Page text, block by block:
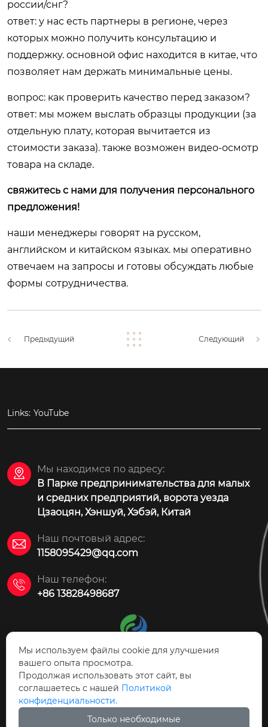
россии/снг?
ответ: у нас есть партнеры в регионе, через
которых можно получить консультацию и
поддержку. основной офис находится в китае, что
позволяет нам держать минимальные цены.
вопрос: как проверить качество перед заказом?
ответ: мы можем выслать образцы продукции (за
отдельную плату, которая вычитается из
стоимости заказа). также возможен видео-осмотр
товара на складе.
свяжитесь с нами для получения персонального
предложения!
наши менеджеры говорят на русском,
английском и китайском языках. мы оперативно
отвечаем на запросы и готовы обсуждать любые
формы сотрудничества.
Предыдущий Следующий
Links: YouTube

Мы находимся по адресу:
В Парке предпринимательства для малых
и средних предприятий, ворота уезда
Цзаоцян, Хэншуй, Хэбэй, Китай

Наш почтовый адрес:
1158095429@qq.com

Наш телефон:
+86 13828498687
АО Технология защиты
окружающей среды Цзаоцян Ясинь
Мы используем файлы cookie для улучшения
вашего опыта просмотра.
Продолжая использовать этот сайт, вы
соглашаетесь с нашей Политикой
конфиденциальности.
Только необходимые